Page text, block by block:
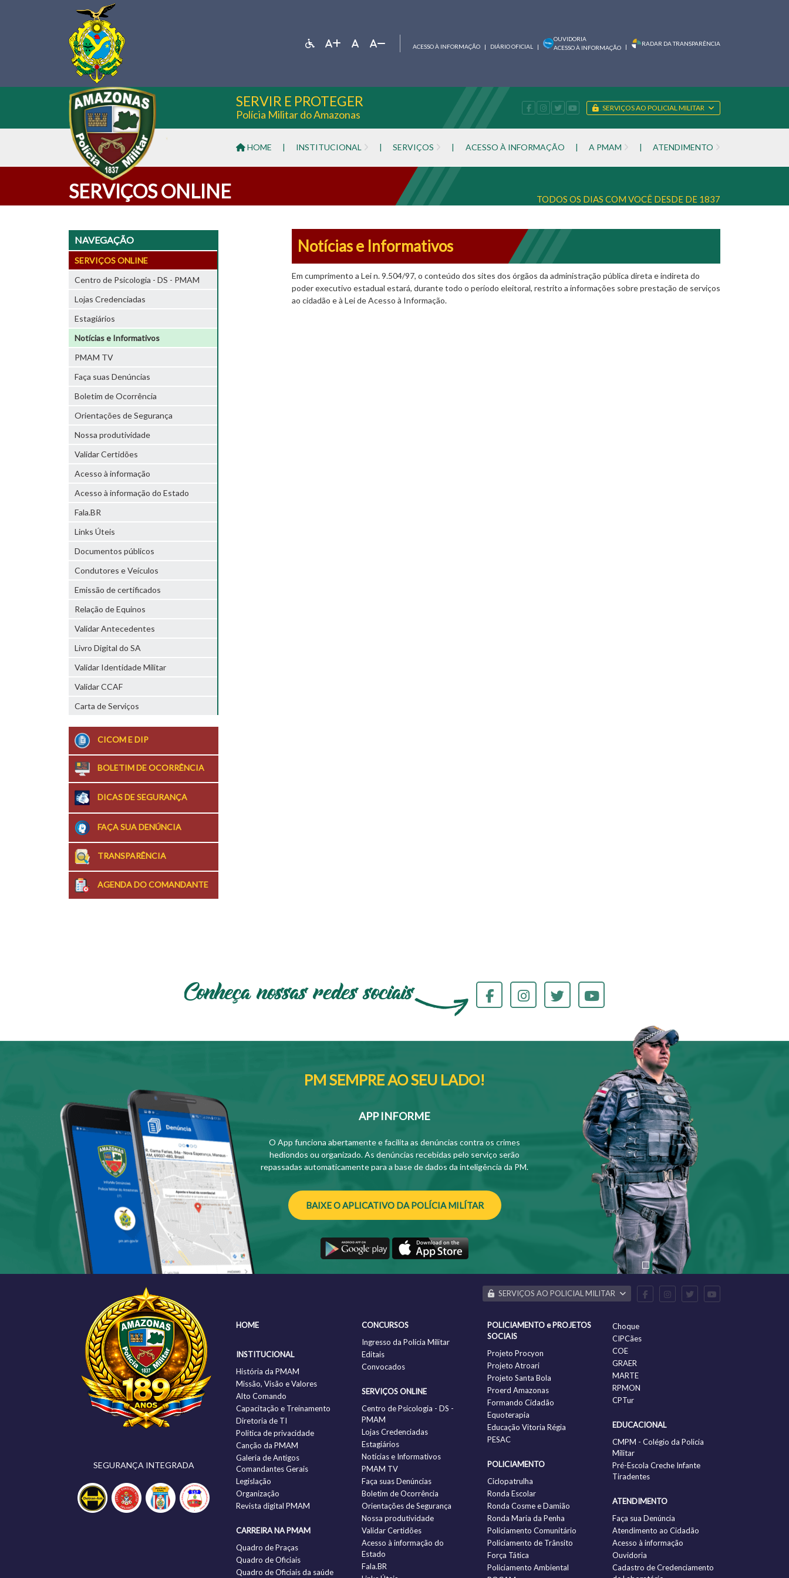
ACESSO À INFORMAÇÃO | DIÁRIO OFICIAL |
OUVIDORIA
ACESSO À INFORMAÇÃO
| RADAR DA TRANSPARÊNCIA
SERVIR E PROTEGER
Polícia Militar do Amazonas
SERVIÇOS AO POLICIAL MILITAR
HOME | INSTITUCIONAL | SERVIÇOS | ACESSO À INFORMAÇÃO | A PMAM | ATENDIMENTO
SERVIÇOS ONLINE TODOS OS DIAS COM VOCÊ DESDE DE 1837
NAVEGAÇÃO
SERVIÇOS ONLINE
Centro de Psicologia - DS - PMAM
Lojas Credenciadas
Estagiários
Notícias e Informativos
PMAM TV
Faça suas Denúncias
Boletim de Ocorrência
Orientações de Segurança
Nossa produtividade
Validar Certidões
Acesso à informação
Acesso à informação do Estado
Fala.BR
Links Úteis
Documentos públicos
Condutores e Veículos
Emissão de certificados
Relação de Equinos
Validar Antecedentes
Livro Digital do SA
Validar Identidade Militar
Validar CCAF
Carta de Serviços
CICOM E DIP
BOLETIM DE OCORRÊNCIA
DICAS DE SEGURANÇA
FAÇA SUA DENÚNCIA
TRANSPARÊNCIA
AGENDA DO COMANDANTE
Notícias e Informativos
Em cumprimento a Lei n. 9.504/97, o conteúdo dos sites dos órgãos da administração pública direta e indireta do
poder executivo estadual estará, durante todo o período eleitoral, restrito a informações sobre prestação de serviços
ao cidadão e à Lei de Acesso à Informação.
PM SEMPRE AO SEU LADO!
APP INFORME
O App funciona abertamente e facilita as denúncias contra os crimes
hediondos ou organizado. As denúncias recebidas pelo serviço serão
repassadas automaticamente para a base de dados da inteligência da PM.
BAIXE O APLICATIVO DA POLÍCIA MILÍTAR
SEGURANÇA INTEGRADA
SERVIÇOS AO POLICIAL MILITAR
HOME
INSTITUCIONAL
História da PMAM
Missão, Visão e Valores
Alto Comando
Capacitação e Treinamento
Diretoria de TI
Politica de privacidade
Canção da PMAM
Galeria de Antigos
Comandantes Gerais
Legislação
Organização
Revista digital PMAM
CARREIRA NA PMAM
Quadro de Praças
Quadro de Oficiais
Quadro de Oficiais da saúde
CONCURSOS
Ingresso da Polícia Militar
Editais
Convocados
SERVIÇOS ONLINE
Centro de Psicologia - DS -
PMAM
Lojas Credenciadas
Estagiários
Notícias e Informativos
PMAM TV
Faça suas Denúncias
Boletim de Ocorrência
Orientações de Segurança
Nossa produtividade
Validar Certidões
Acesso à informação do
Estado
Fala.BR
POLICIAMENTO e PROJETOS
SOCIAIS
Projeto Procyon
Projeto Atroari
Projeto Santa Bola
Proerd Amazonas
Formando Cidadão
Equoterapia
Educação Vitoria Régia
PESAC
POLICIAMENTO
Ciclopatrulha
Ronda Escolar
Ronda Cosme e Damião
Ronda Maria da Penha
Policiamento Comunitário
Policiamento de Trânsito
Força Tática
Policiamento Ambiental
Choque
CIPCães
COE
GRAER
MARTE
RPMON
CPTur
EDUCACIONAL
CMPM - Colégio da Policia
Militar
Pré-Escola Creche Infante
Tiradentes
ATENDIMENTO
Faça sua Denúncia
Atendimento ao Cidadão
Acesso à informação
Ouvidoria
Cadastro de Credenciamento